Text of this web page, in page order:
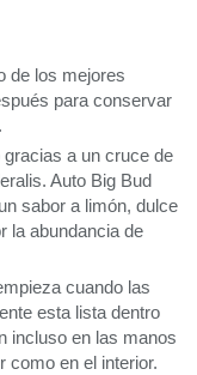
de los mejores
para conservar
gracias a un cruce de
Auto Big Bud
sabor a limón, dulce
la abundancia de
cuando las
esta lista dentro
incluso en las manos
como en el interior.